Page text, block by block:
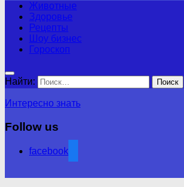
Животные
Здоровье
Рецепты
Шоу бизнес
Гороскоп
Найти:
Интересно знать
Follow us
facebook